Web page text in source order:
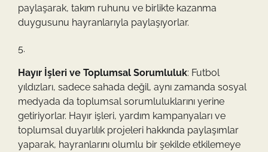
paylaşarak, takım ruhunu ve birlikte kazanma
duygusunu hayranlarıyla paylaşıyorlar.
Hayır İşleri ve Toplumsal Sorumluluk: Futbol
yıldızları, sadece sahada değil, aynı zamanda sosyal
medyada da toplumsal sorumluluklarını yerine
getiriyorlar. Hayır işleri, yardım kampanyaları ve
toplumsal duyarlılık projeleri hakkında paylaşımlar
yaparak, hayranlarını olumlu bir şekilde etkilemeye